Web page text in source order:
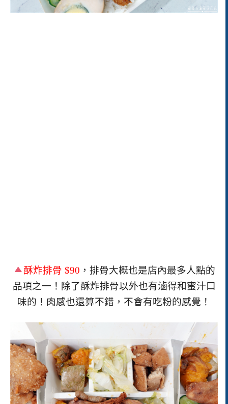
酥炸排骨 $90 ，排骨大概也是店內最多人點的
品項之一！除了酥炸排骨以外也有滷得和蜜汁口
味的！肉感也還算不錯，不會有吃粉的感覺！